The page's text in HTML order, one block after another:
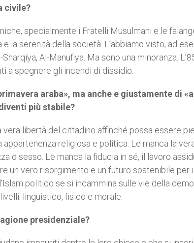
civile?
specialmente i Fratelli Musulmani e le
la serenità della società. L’abbiamo visto, ad
Al-Manufiya. Ma sono una minoranza.
a spegnere gli incendi di dissidio.
araba», ma anche e giustamente di
più stabile?
vera libertà del cittadino affinché possa essere
religiosa e politica. Le manca la
o sesso. Le manca la fiducia in sé, il lavoro
un vero risorgimento e un futuro sostenibile per i
politico se si incammina sulle vie della
linguistico, fisico e morale.
presidenziale?